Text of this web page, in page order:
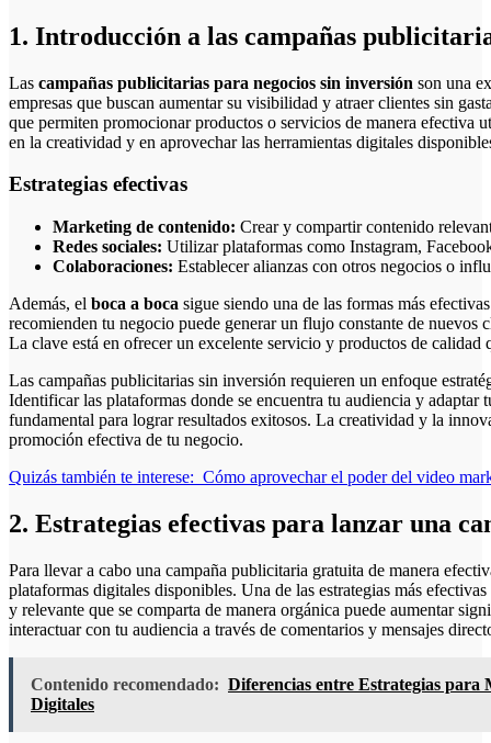
1. Introducción a las campañas
Las campañas publicitarias para negocios sin inversión son una
empresas que buscan aumentar su visibilidad y atraer clientes sin
que permiten promocionar productos o servicios de manera efectiva
en la creatividad y en aprovechar las herramientas digitales
Estrategias efectivas
Marketing de contenido: Crear y compartir contenido
Redes sociales: Utilizar plataformas como Instagram,
Colaboraciones: Establecer alianzas con otros negocios o
Además, el boca a boca sigue siendo una de las formas más
recomienden tu negocio puede generar un flujo constante de nuevos
La clave está en ofrecer un excelente servicio y productos de
Las campañas publicitarias sin inversión requieren un enfoque
Identificar las plataformas donde se encuentra tu audiencia y adaptar
fundamental para lograr resultados exitosos. La creatividad y la
promoción efectiva de tu negocio.
Quizás también te interese: Cómo aprovechar el poder del video
2. Estrategias efectivas para lanzar una
Para llevar a cabo una campaña publicitaria gratuita de manera
plataformas digitales disponibles. Una de las estrategias más
y relevante que se comparta de manera orgánica puede aumentar
interactuar con tu audiencia a través de comentarios y mensajes
Contenido recomendado: Diferencias entre Estrategias para
Digitales